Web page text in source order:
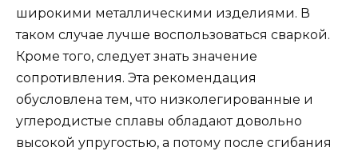
широкими металлическими изделиями. В
таком случае лучше воспользоваться сваркой.
Кроме того, следует знать значение
сопротивления. Эта рекомендация
обусловлена тем, что низколегированные и
углеродистые сплавы обладают довольно
высокой упругостью, а потому после сгибания